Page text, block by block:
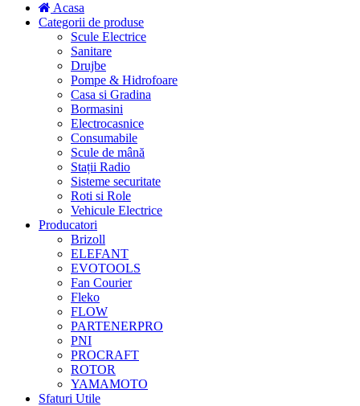
Acasa
Categorii de produse
Scule Electrice
Sanitare
Drujbe
Pompe & Hidrofoare
Casa si Gradina
Bormasini
Electrocasnice
Consumabile
Scule de mână
Stații Radio
Sisteme securitate
Roti si Role
Vehicule Electrice
Producatori
Brizoll
ELEFANT
EVOTOOLS
Fan Courier
Fleko
FLOW
PARTENERPRO
PNI
PROCRAFT
ROTOR
YAMAMOTO
Sfaturi Utile